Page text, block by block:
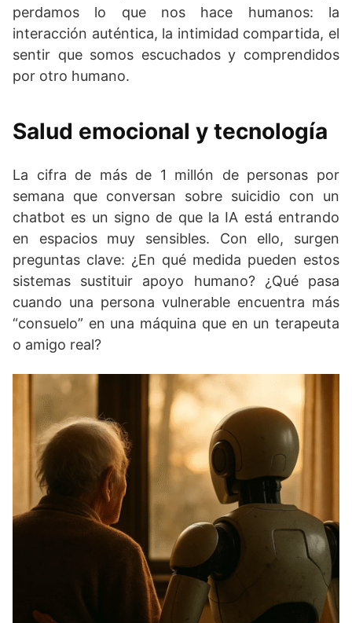
perdamos lo que nos hace humanos: la
interacción auténtica, la intimidad compartida, el
sentir que somos escuchados y comprendidos
por otro humano.
Salud emocional y tecnología
La cifra de más de 1 millón de personas por
semana que conversan sobre suicidio con un
chatbot es un signo de que la IA está entrando
en espacios muy sensibles. Con ello, surgen
preguntas clave: ¿En qué medida pueden estos
sistemas sustituir apoyo humano? ¿Qué pasa
cuando una persona vulnerable encuentra más
“consuelo” en una máquina que en un terapeuta
o amigo real?